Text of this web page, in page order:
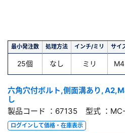
最小発注数 処理方法 インチ/ミリ サイ
25個 なし ミリ M4
六角穴付ボルト,側面溝あり,
し
製品コード ：67135 型式 ：
ログインして価格・在庫表示